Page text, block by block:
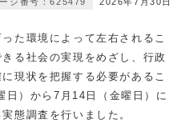
た環境によって左右されるこ
る社会の実現をめざし、行政
現状を把握する必要があるこ
日）から7月14日（金曜日）に
態調査を行いました。